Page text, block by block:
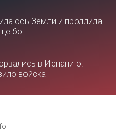
ось Земли и продлила
бо...
в Испанию:
войска